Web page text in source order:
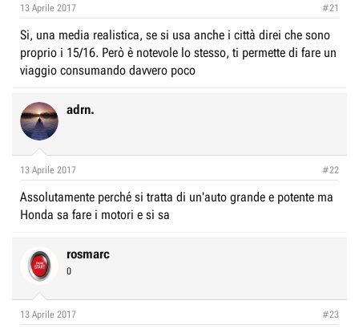
13 Aprile 2017 #21
Si, una media realistica, se si usa anche i città direi che sono
proprio i 15/16. Però è notevole lo stesso, ti permette di fare un
viaggio consumando davvero poco
adrn.
13 Aprile 2017 #22
Assolutamente perché si tratta di un'auto grande e potente ma
Honda sa fare i motori e si sa
rosmarc
0
13 Aprile 2017 #23